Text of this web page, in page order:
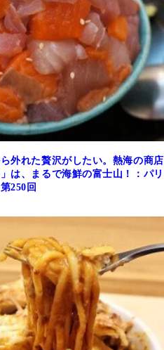
外れた贅沢がしたい。熱海の商店
は、まるで海鮮の富士山！：パリ
250回